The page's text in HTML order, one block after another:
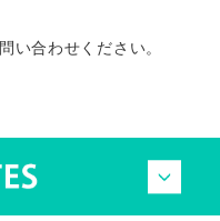
い合わせください。